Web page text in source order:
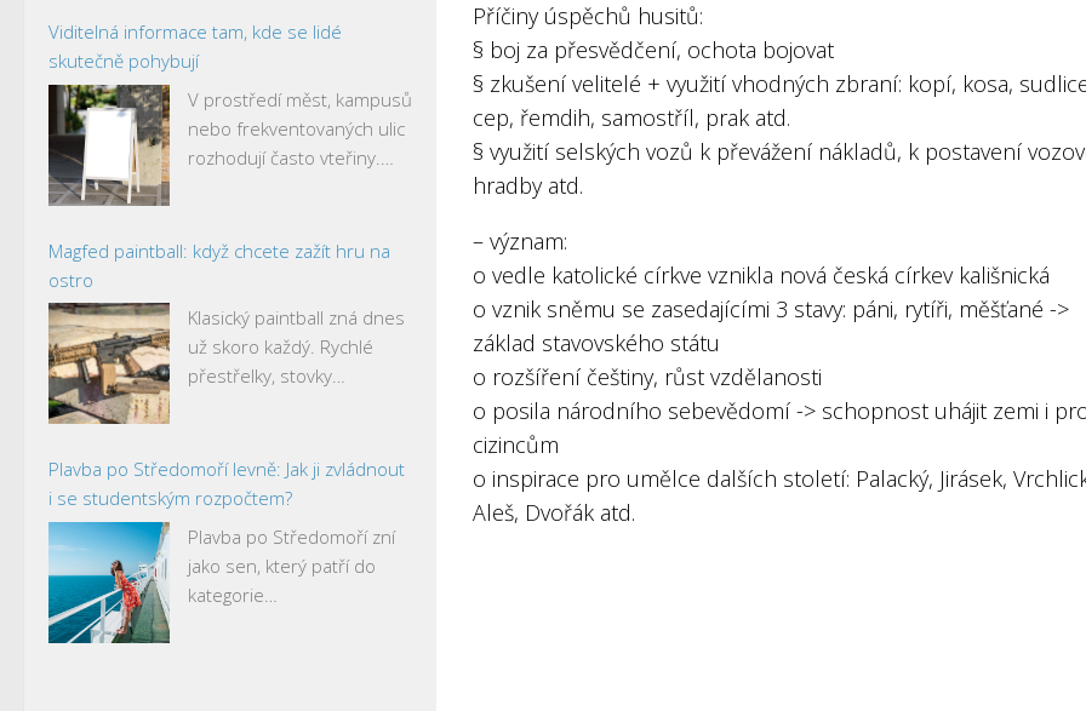
Příčiny úspěchů husitů:
§ boj za přesvědčení, ochota bojovat
§ zkušení velitelé + využití vhodných zbraní: kopí, kosa,
cep, řemdih, samostříl, prak atd.
§ využití selských vozů k převážení nákladů, k postavení
hradby atd.
– význam:
o vedle katolické církve vznikla nová česká církev kališnická
o vznik sněmu se zasedajícími 3 stavy: páni, rytíři, měšťané ->
základ stavovského státu
o rozšíření češtiny, růst vzdělanosti
o posila národního sebevědomí -> schopnost uhájit zemi i
cizincům
o inspirace pro umělce dalších století: Palacký, Jirásek,
Aleš, Dvořák atd.
Viditelná informace tam, kde se lidé
skutečně pohybují
V prostředí měst, kampusů
nebo frekventovaných ulic
rozhodují často vteřiny.…
Magfed paintball: když chcete zažít hru na
ostro
Klasický paintball zná dnes
už skoro každý. Rychlé
přestřelky, stovky…
Plavba po Středomoří levně: Jak ji zvládnout
i se studentským rozpočtem?
Plavba po Středomoří zní
jako sen, který patří do
kategorie…